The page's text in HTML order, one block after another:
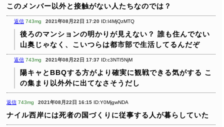
このメンバー以外と接触がない人たちなのでは？
返信 743mg 2021年08月22日 17:20 ID:I4MjQzMTQ
後ろのマンションの明かりが見えない？ 誰も住んでない
山奥じゃなく、こいつらは都市部で生活してるんだぞ
返信 743mg 2021年08月22日 17:37 ID:c3NTI5NjM
陽キャとBBQする方がより確実に観戦できる気がする こ
の集まり以外外に出てなさそうだし
返信 743mg 2021年08月22日 16:15 ID:Y0MjgwNDA
ナイル西岸には死者の国づくりに従事する人が暮らしていた